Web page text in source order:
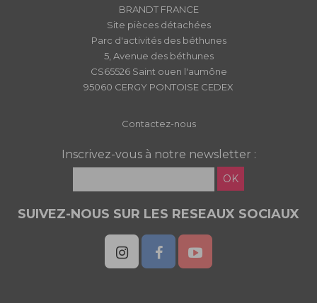
BRANDT FRANCE
Site pièces détachées
Parc d'activités des béthunes
5, Avenue des béthunes
CS65526 Saint ouen l'aumône
95060 CERGY PONTOISE CEDEX
Contactez-nous
Inscrivez-vous à notre newsletter :
OK
SUIVEZ-NOUS SUR LES RESEAUX SOCIAUX